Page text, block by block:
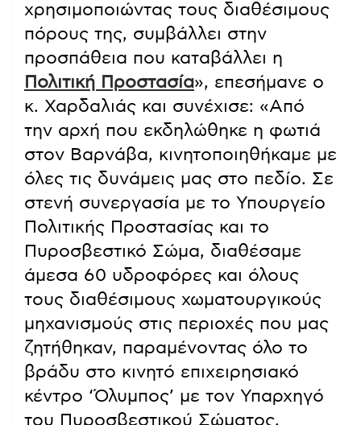
χρησιμοποιώντας τους διαθέσιμους
πόρους της, συμβάλλει στην
προσπάθεια που καταβάλλει η
Πολιτική Προστασία», επεσήμανε ο
κ. Χαρδαλιάς και συνέχισε: «Από
την αρχή που εκδηλώθηκε η φωτιά
στον Βαρνάβα, κινητοποιηθήκαμε με
όλες τις δυνάμεις μας στο πεδίο. Σε
στενή συνεργασία με το Υπουργείο
Πολιτικής Προστασίας και το
Πυροσβεστικό Σώμα, διαθέσαμε
άμεσα 60 υδροφόρες και όλους
τους διαθέσιμους χωματουργικούς
μηχανισμούς στις περιοχές που μας
ζητήθηκαν, παραμένοντας όλο το
βράδυ στο κινητό επιχειρησιακό
κέντρο ‘Όλυμπος’ με τον Υπαρχηγό
του Πυροσβεστικού Σώματος,